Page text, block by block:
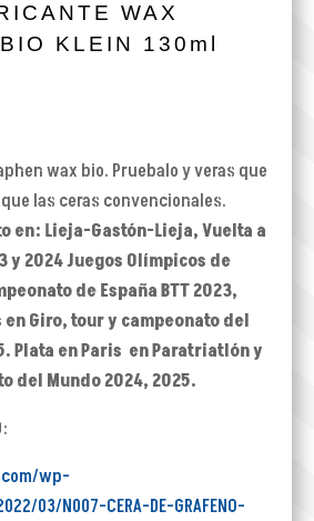
WAX
KLEIN 130ml
wax bio. Pruebalo y veras que
las ceras convencionales.
en: Lieja-Gastón-Lieja, Vuelta a
y 2024 Juegos Olímpicos de
de España BTT 2023,
en Giro, tour y campeonato del
Plata en Paris en Paratriatlón y
del Mundo 2024, 2025.
wp-
03/N007-CERA-DE-GRAFENO-